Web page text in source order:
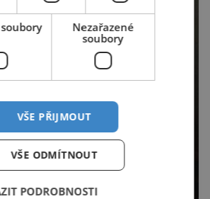
Nezařazené
soubory
VŠE PŘIJMOUT
VŠE ODMÍTNOUT
PODROBNOSTI